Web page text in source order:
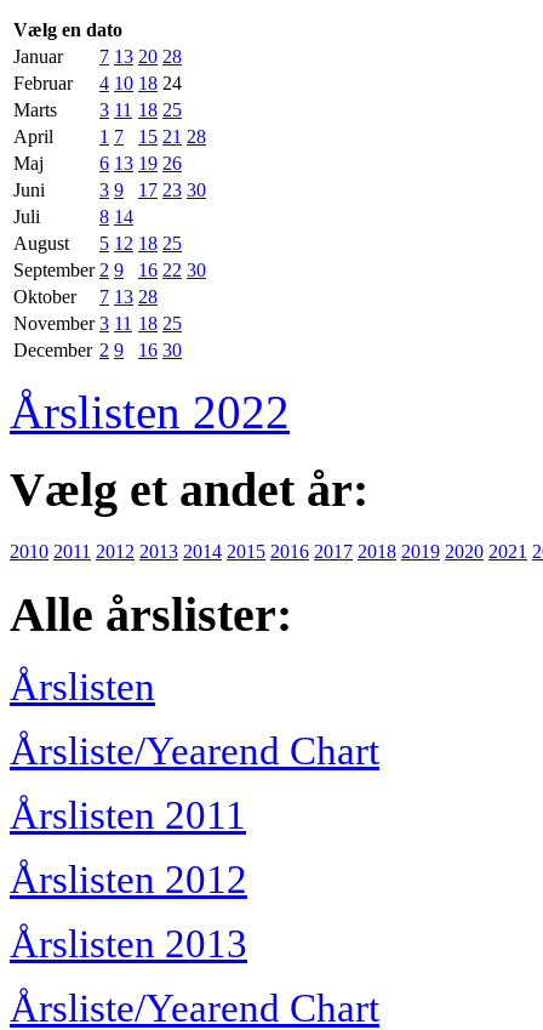
Vælg en dato
Januar
7 13 20 28
Februar
4 10 18 24
Marts
3 11 18 25
April
1 7 15 21 28
Maj
6 13 19 26
Juni
3 9 17 23 30
Juli
8 14
August
5 12 18 25
September 2 9 16 22 30
Oktober
7 13 28
November 3 11 18 25
December 2 9 16 30
Årslisten 2022
Vælg et andet år:
2010 2011 2012 2013 2014 2015 2016 2017 2018 2019 2020 2021
Alle årslister:
Årslisten
Årsliste/Yearend Chart
Årslisten 2011
Årslisten 2012
Årslisten 2013
Årsliste/Yearend Chart